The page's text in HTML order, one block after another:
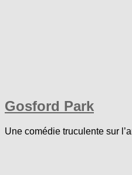
Gosford Park
Une comédie truculente sur